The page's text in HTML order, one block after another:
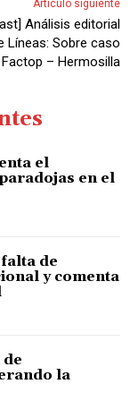
Artículo siguiente
Análisis editorial
Líneas: Sobre caso
Factop – Hermosilla
el
en el
de
y comenta
la